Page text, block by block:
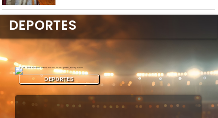
DEPORTES
DEPORTES